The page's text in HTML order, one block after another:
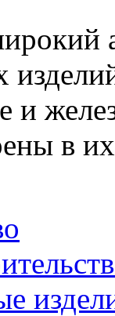
и
в их